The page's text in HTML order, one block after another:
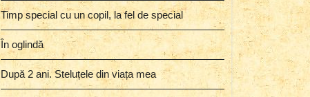
Timp special cu un copil, la fel de special
În oglindă
După 2 ani. Steluțele din viața mea